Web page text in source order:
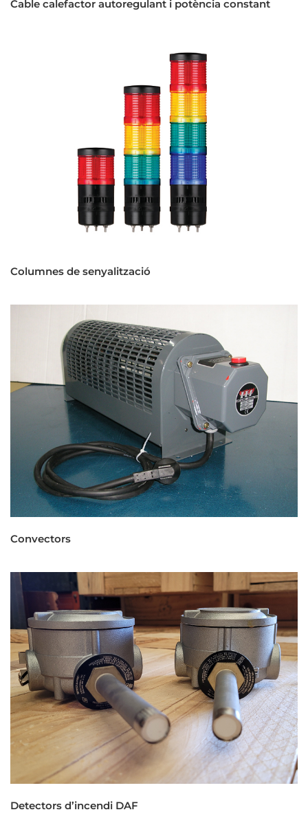
Cable calefactor autoregulant i potència constant
Columnes de senyalització
Convectors
Detectors d’incendi DAF